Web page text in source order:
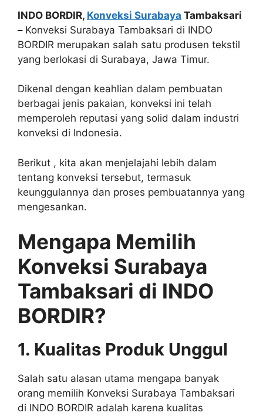
INDO BORDIR, Konveksi Surabaya Tambaksari
– Konveksi Surabaya Tambaksari di INDO
BORDIR merupakan salah satu produsen tekstil
yang berlokasi di Surabaya, Jawa Timur.
Dikenal dengan keahlian dalam pembuatan
berbagai jenis pakaian, konveksi ini telah
memperoleh reputasi yang solid dalam industri
konveksi di Indonesia.
Berikut , kita akan menjelajahi lebih dalam
tentang konveksi tersebut, termasuk
keunggulannya dan proses pembuatannya yang
mengesankan.
Mengapa Memilih
Konveksi Surabaya
Tambaksari di INDO
BORDIR?
1. Kualitas Produk Unggul
Salah satu alasan utama mengapa banyak
orang memilih Konveksi Surabaya Tambaksari
di INDO BORDIR adalah karena kualitas